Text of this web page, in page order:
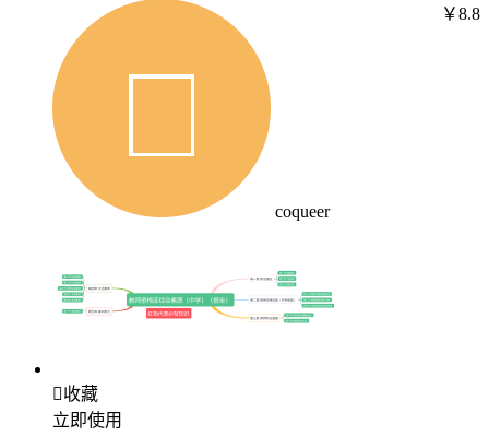
coqueer
￥8.8
收藏
立即使用